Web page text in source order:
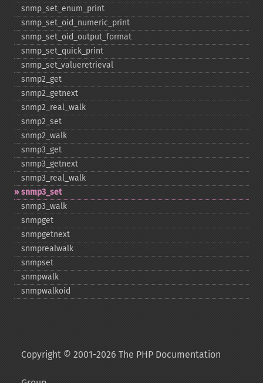
snmp_​set_​enum_​print
snmp_​set_​oid_​numeric_​print
snmp_​set_​oid_​output_​format
snmp_​set_​quick_​print
snmp_​set_​valueretrieval
snmp2_​get
snmp2_​getnext
snmp2_​real_​walk
snmp2_​set
snmp2_​walk
snmp3_​get
snmp3_​getnext
snmp3_​real_​walk
snmp3_​set
snmp3_​walk
snmpget
snmpgetnext
snmprealwalk
snmpset
snmpwalk
snmpwalkoid
Copyright © 2001-2026 The PHP Documentation